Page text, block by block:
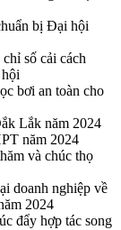
bị Đại hội
số cải cách
bơi an toàn cho
Lắk năm 2024
năm 2024
và chúc thọ
doanh nghiệp về
2024
đẩy hợp tác song